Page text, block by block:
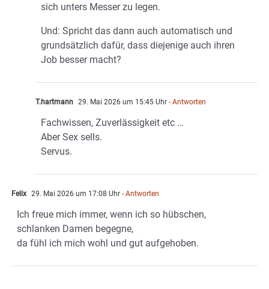
sich unters Messer zu legen.
Und: Spricht das dann auch automatisch und
grundsätzlich dafür, dass diejenige auch ihren
Job besser macht?
T.hartmann 29. Mai 2026 um 15:45 Uhr - Antworten
Fachwissen, Zuverlässigkeit etc …
Aber Sex sells.
Servus.
Felix 29. Mai 2026 um 17:08 Uhr - Antworten
Ich freue mich immer, wenn ich so hübschen,
schlanken Damen begegne,
da fühl ich mich wohl und gut aufgehoben.